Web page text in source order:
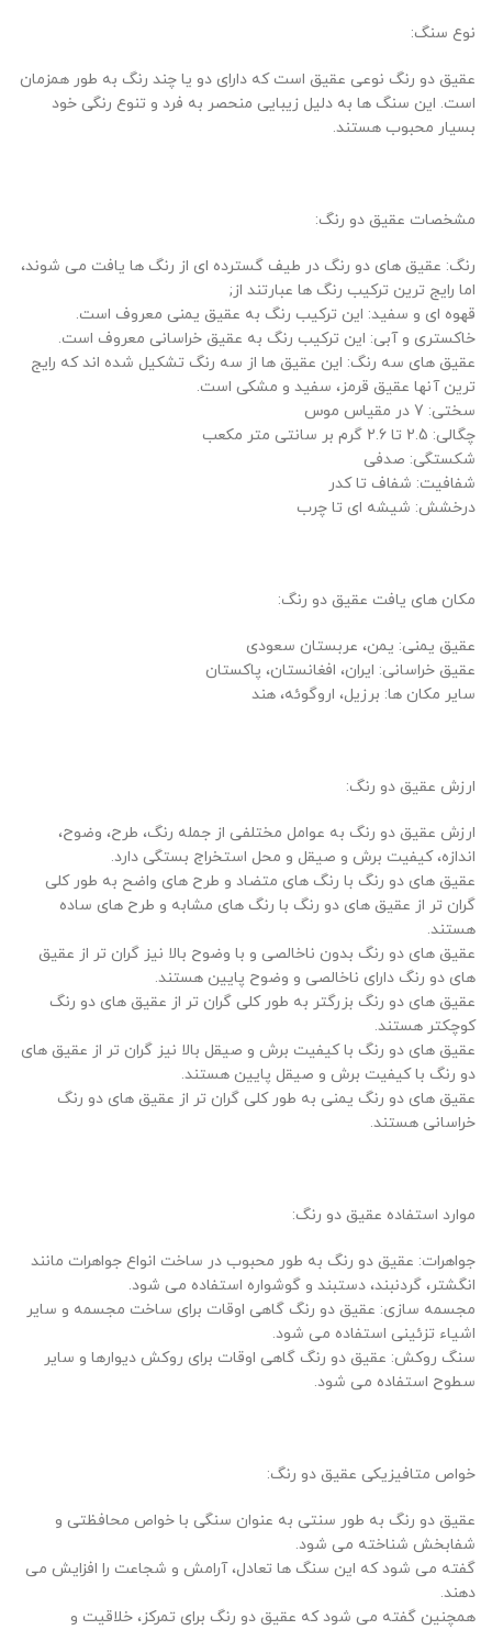
نوع سنگ:
عقیق دو رنگ نوعی عقیق است که دارای دو یا چند رنگ به طور همزمان
است. این سنگ ها به دلیل زیبایی منحصر به فرد و تنوع رنگی خود
بسیار محبوب هستند.
مشخصات عقیق دو رنگ:
رنگ: عقیق های دو رنگ در طیف گسترده ای از رنگ ها یافت می شوند،
اما رایج ترین ترکیب رنگ ها عبارتند از;
قهوه ای و سفید: این ترکیب رنگ به عقیق یمنی معروف است.
خاکستری و آبی: این ترکیب رنگ به عقیق خراسانی معروف است.
عقیق های سه رنگ: این عقیق ها از سه رنگ تشکیل شده اند که رایج
ترین آنها عقیق قرمز، سفید و مشکی است.
سختی: 7 در مقیاس موس
چگالی: 2.5 تا 2.6 گرم بر سانتی متر مکعب
شکستگی: صدفی
شفافیت: شفاف تا کدر
درخشش: شیشه ای تا چرب
مکان های یافت عقیق دو رنگ:
عقیق یمنی: یمن، عربستان سعودی
عقیق خراسانی: ایران، افغانستان، پاکستان
سایر مکان ها: برزیل، اروگوئه، هند
ارزش عقیق دو رنگ:
ارزش عقیق دو رنگ به عوامل مختلفی از جمله رنگ، طرح، وضوح،
اندازه، کیفیت برش و صیقل و محل استخراج بستگی دارد.
عقیق های دو رنگ با رنگ های متضاد و طرح های واضح به طور کلی
گران تر از عقیق های دو رنگ با رنگ های مشابه و طرح های ساده
هستند.
عقیق های دو رنگ بدون ناخالصی و با وضوح بالا نیز گران تر از عقیق
های دو رنگ دارای ناخالصی و وضوح پایین هستند.
عقیق های دو رنگ بزرگتر به طور کلی گران تر از عقیق های دو رنگ
کوچکتر هستند.
عقیق های دو رنگ با کیفیت برش و صیقل بالا نیز گران تر از عقیق های
دو رنگ با کیفیت برش و صیقل پایین هستند.
عقیق های دو رنگ یمنی به طور کلی گران تر از عقیق های دو رنگ
خراسانی هستند.
موارد استفاده عقیق دو رنگ:
جواهرات: عقیق دو رنگ به طور محبوب در ساخت انواع جواهرات مانند
انگشتر، گردنبند، دستبند و گوشواره استفاده می شود.
مجسمه سازی: عقیق دو رنگ گاهی اوقات برای ساخت مجسمه و سایر
اشیاء تزئینی استفاده می شود.
سنگ روکش: عقیق دو رنگ گاهی اوقات برای روکش دیوارها و سایر
سطوح استفاده می شود.
خواص متافیزیکی عقیق دو رنگ:
عقیق دو رنگ به طور سنتی به عنوان سنگی با خواص محافظتی و
شفابخش شناخته می شود.
گفته می شود که این سنگ ها تعادل، آرامش و شجاعت را افزایش می
دهند.
همچنین گفته می شود که عقیق دو رنگ برای تمرکز، خلاقیت و